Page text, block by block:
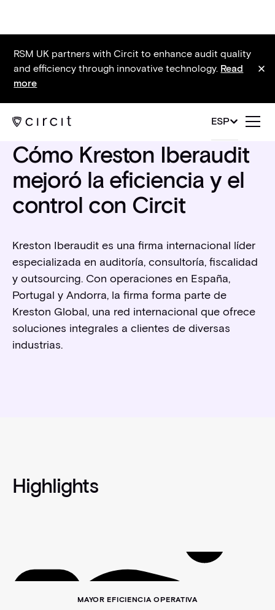
RSM UK partners with Circit to enhance audit quality
and efficiency through innovative technology. Read
more
ESP
/ KRESTON IBERAUDIT
Cómo Kreston Iberaudit
mejoró la eficiencia y el
control con Circit
Kreston Iberaudit es una firma internacional líder
especializada en auditoría, consultoría, fiscalidad
y outsourcing. Con operaciones en España,
Portugal y Andorra, la firma forma parte de
Kreston Global, una red internacional que ofrece
soluciones integrales a clientes de diversas
industrias.
Highlights
MAYOR EFICIENCIA OPERATIVA